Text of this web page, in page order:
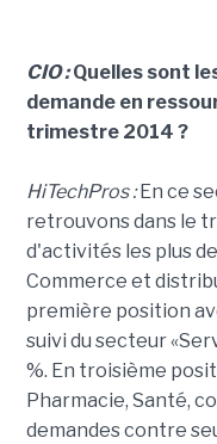
CIO :Quelles sont
demande en
trimestre 2014 ?
HiTechPros :En ce
retrouvons dans le
d'activités les plus
Commerce et
première position
suivi du secteur
%. En troisième
Pharmacie, Santé,
demandes contre